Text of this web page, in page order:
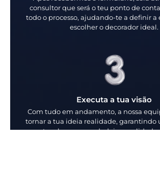
consultor que será o teu ponto de
todo o processo, ajudando-te a definir a
escolher o decorador ideal.
Executa a tua visão
Com tudo em andamento, a nossa
tornar a tua ideia realidade, garantindo
espetacular, com verdadeira qualidade